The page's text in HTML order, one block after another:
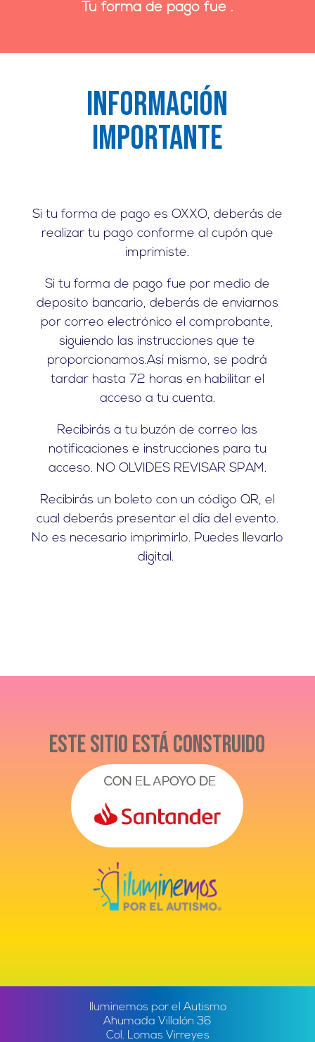
Tu forma de pago fue .
INformación
Importante
Si tu forma de pago es OXXO, deberás de
realizar tu pago conforme al cupón que
imprimiste.
Si tu forma de pago fue por medio de
deposito bancario, deberás de enviarnos
por correo electrónico el comprobante,
siguiendo las instrucciones que te
proporcionamos.Así mismo, se podrá
tardar hasta 72 horas en habilitar el
acceso a tu cuenta.
Recibirás a tu buzón de correo las
notificaciones e instrucciones para tu
acceso. NO OLVIDES REVISAR SPAM.
Recibirás un boleto con un código QR, el
cual deberás presentar el día del evento.
No es necesario imprimirlo. Puedes llevarlo
digital.
Este sitio está construido
Iluminemos por el Autismo
Ahumada Villalón 36
Col. Lomas Virreyes